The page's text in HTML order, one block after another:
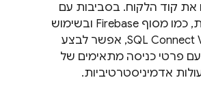
קוד הלקוח. בסביבות עם
כמו מסוף Firebase ובשימוש
בתוסף SQL Connect VS Code, אפשר לבצע
פרטי כניסה מתאימים של